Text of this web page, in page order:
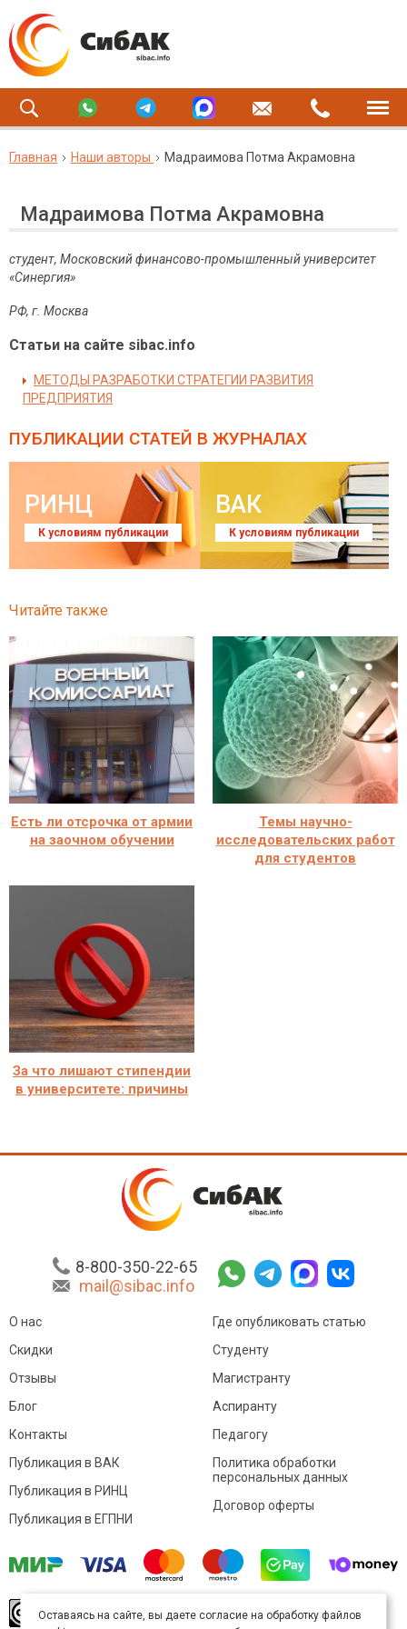
Главная Наши авторы Мадраимова Потма Акрамовна
Мадраимова Потма Акрамовна
студент, Московский финансово-промышленный университет
«Синергия»
РФ, г. Москва
Статьи на сайте sibac.info
МЕТОДЫ РАЗРАБОТКИ СТРАТЕГИИ РАЗВИТИЯ
ПРЕДПРИЯТИЯ
ПУБЛИКАЦИИ СТАТЕЙ В ЖУРНАЛАХ
РИНЦ
К условиям публикации
ВАК
К условиям публикации
Читайте также
Есть ли отсрочка от армии
на заочном обучении
Темы научно-
исследовательских работ
для студентов
За что лишают стипендии
в университете: причины
8-800-350-22-65
mail@sibac.info
О нас
Скидки
Отзывы
Блог
Контакты
Где опубликовать статью
Студенту
Магистранту
Аспиранту
Педагогу
Публикация в ВАК
Публикация в РИНЦ
Публикация в ЕГПНИ
Политика обработки
персональных данных
Договор оферты
произведение доступно полицензии Creative
Оставаясь на сайте, вы даете согласие на обработку файлов